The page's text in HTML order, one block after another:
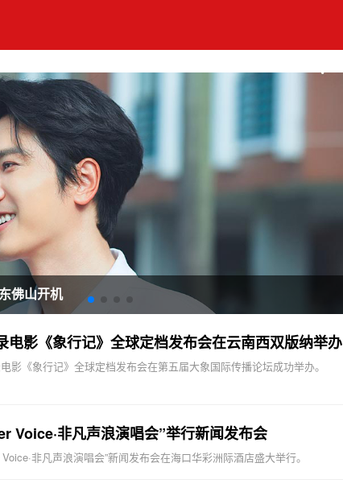
佛山开机
电影《象行记》全球定档发布会在云南西双版纳举办
影《象行记》全球定档发布会在第五届大象国际传播论坛成功举办。
Voice·非凡声浪演唱会”举行新闻发布会
Voice·非凡声浪演唱会”新闻发布会在海口华彩洲际酒店盛大举行。